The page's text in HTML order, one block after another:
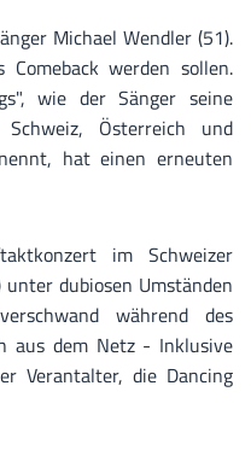
Michael Wendler (51).
werden sollen.
wie der Sänger seine
Österreich und
hat einen erneuten
im Schweizer
dubiosen Umständen
während des
aus dem Netz - Inklusive
Verantalter, die Dancing